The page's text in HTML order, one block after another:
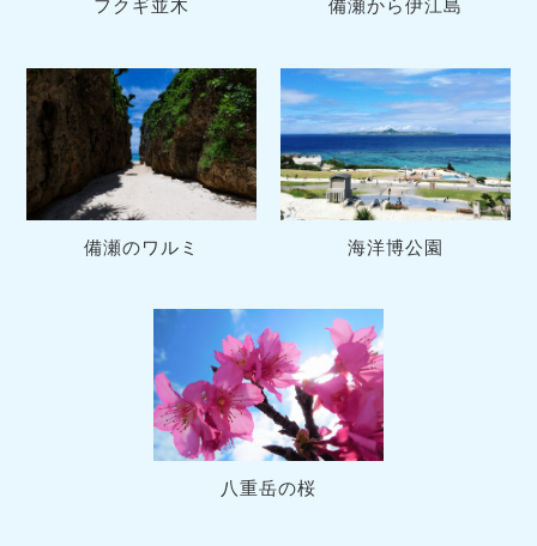
フクギ並木 備瀬から伊江島
備瀬のワルミ 海洋博公園
八重岳の桜